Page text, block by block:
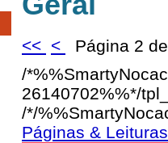
<< <
Página 2
/
26140702%%*/
/*/
Páginas &